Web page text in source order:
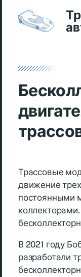
Трассовые
движение
постоянными
коллекторами.
В 2021 году
разработали